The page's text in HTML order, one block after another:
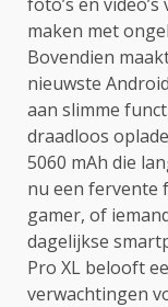
maken met
Bovendien
nieuwste
aan slimme
draadloos
5060 mAh die
nu een fervente
gamer, of
dagelijkse
Pro XL belooft
verwachtingen